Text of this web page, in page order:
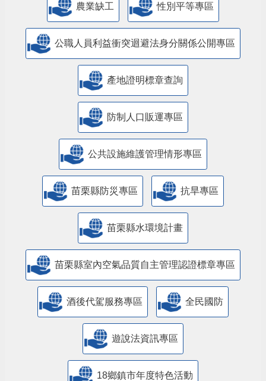
農業缺工 性別平等專區
公職人員利益衝突迴避法身分關係公開專區
產地證明標章查詢
防制人口販運專區
​公共設施維護管理情形專區
苗栗縣防災專區 抗旱專區
苗栗縣水環境計畫
苗栗縣室內空氣品質自主管理認證標章專區
酒後代駕服務專區 全民國防
遊說法資訊專區
18鄉鎮市年度特色活動